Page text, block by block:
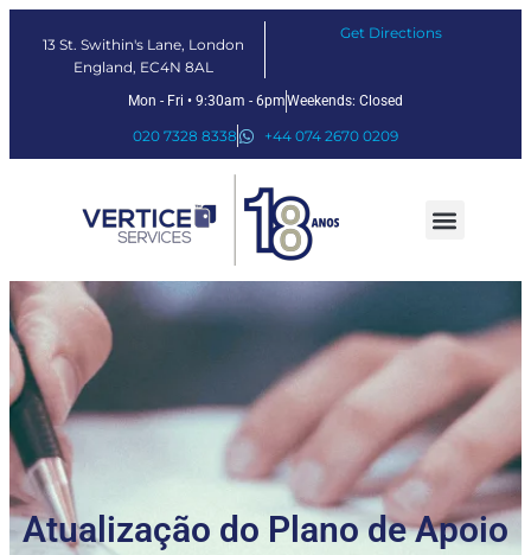
13 St. Swithin's Lane, London
England, EC4N 8AL
Get Directions
Mon - Fri • 9:30am - 6pmWeekends: Closed
020 7328 8338 +44 074 2670 0209
Atualização do Plano de Apoio